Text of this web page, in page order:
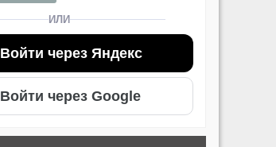
ИЛИ
Войти через Яндекс
Войти через Google